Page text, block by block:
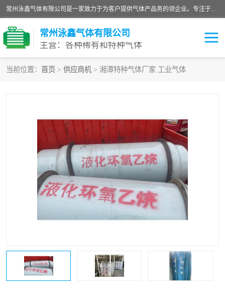
常州泳鑫气体有限公司是一家致力于为客户提供气体产品务的领企业。专注于环氧乙烷剂、环氧乙烷、高纯气体以及稀有和特种气体的研发、生产、销售和配送，产品广泛应用于医疗、电子、科研、化工、食品等多个领域。主要产品有：环氧乙烷灭菌剂，环氧乙烷，高纯氩，氮，氪，氙，氖，氘，笑，氦，氢，氧等各种稀有和特种气体。
常州泳鑫气体有限公司
主营：各种稀有和特种气体
当前位置： 首页 > 供应商机 > 湘潭特种气体厂家 工业气体